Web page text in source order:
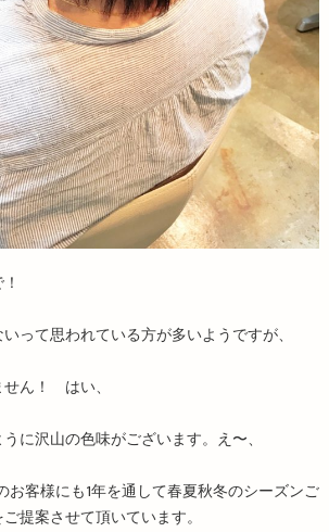
って思われている方が多いようですが、
ん！ はい、
に沢山の色味がございます。え〜、
お客様にも1年を通して春夏秋冬のシーズンご
提案させて頂いています。